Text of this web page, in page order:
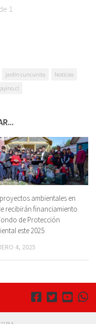
1
jardin cuncunita
Noticias
ambientales en
recibirán financiamiento
de Protección
este 2025
4, 2025